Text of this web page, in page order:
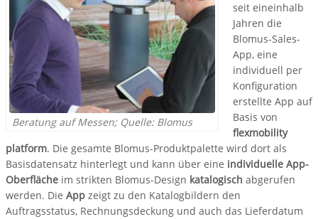
Beratung auf Messen; Quelle: Blomus
seit eineinhalb
Jahren die
Blomus-Sales-
App, eine
individuell per
Konfiguration
erstellte App auf
Basis von
flexmobility
platform. Die gesamte Blomus-Produktpalette wird dort als
Basisdatensatz hinterlegt und kann über eine individuelle App-
Oberfläche im strikten Blomus-Design katalogisch abgerufen
werden. Die App zeigt zu den Katalogbildern den
Auftragsstatus, Rechnungsdeckung und auch das Lieferdatum